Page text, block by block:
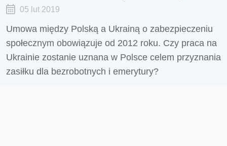
05 lut 2019
Umowa między Polską a Ukrainą o zabezpieczeniu
społecznym obowiązuje od 2012 roku. Czy praca na
Ukrainie zostanie uznana w Polsce celem przyznania
zasiłku dla bezrobotnych i emerytury?